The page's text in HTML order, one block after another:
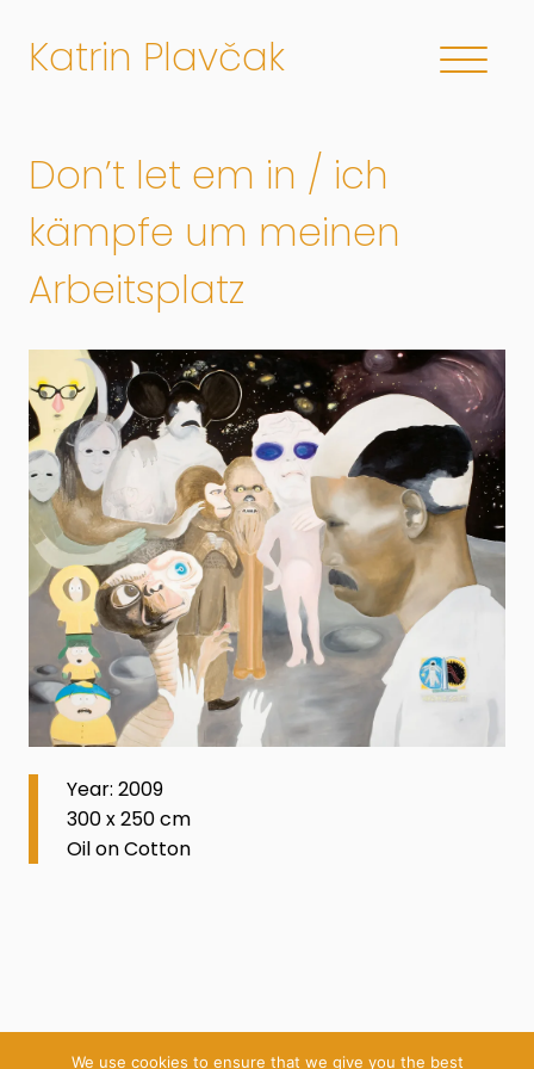
Katrin Plavčak
Don’t let em in / ich
kämpfe um meinen
Arbeitsplatz
Year: 2009
300 x 250 cm
Oil on Cotton
We use cookies to ensure that we give you the best